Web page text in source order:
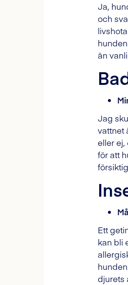
Ja,
och
än
Jag
vattnet
eller
för att
Ett
kan bli
djurets